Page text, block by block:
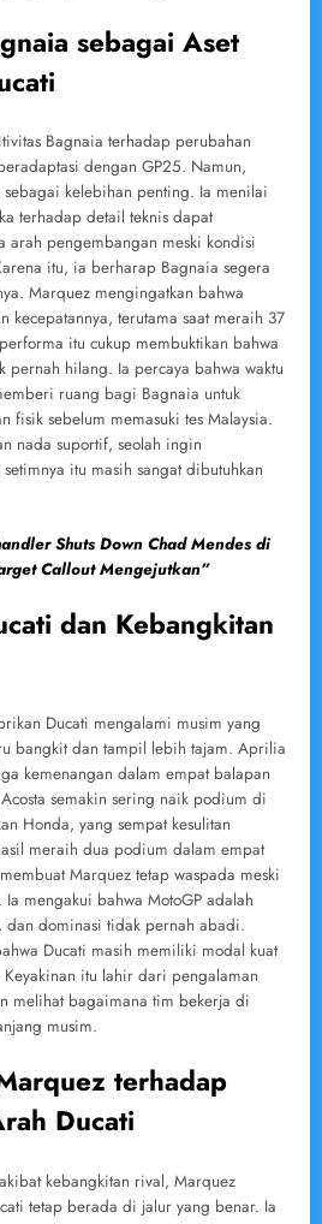
sebagai Aset
Bagnaia terhadap perubahan
dengan GP25. Namun,
kelebihan penting. Ia menilai
terhadap detail teknis dapat
arah pengembangan meski kondisi
itu, ia berharap Bagnaia segera
Marquez mengingatkan bahwa
kecepatannya, terutama saat meraih 37
itu cukup membuktikan bahwa
pernah hilang. Ia percaya bahwa waktu
ruang bagi Bagnaia untuk
fisik sebelum memasuki tes Malaysia.
nada suportif, seolah ingin
itu masih sangat dibutuhkan
Shuts Down Chad Mendes di
Callout Mengejutkan”
dan Kebangkitan
Ducati mengalami musim yang
bangkit dan tampil lebih tajam. Aprilia
kemenangan dalam empat balapan
semakin sering naik podium di
Honda, yang sempat kesulitan
meraih dua podium dalam empat
Marquez tetap waspada meski
mengakui bahwa MotoGP adalah
dan dominasi tidak pernah abadi.
Ducati masih memiliki modal kuat
itu lahir dari pengalaman
melihat bagaimana tim bekerja di
musim.
terhadap
Ducati
kebangkitan rival, Marquez
tetap berada di jalur yang benar. Ia